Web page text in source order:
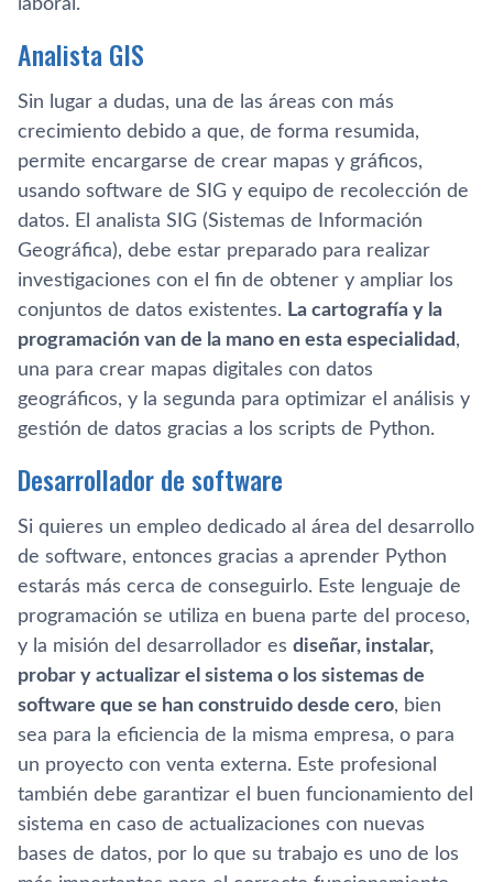
laboral.
Analista GIS
Sin lugar a dudas, una de las áreas con más
crecimiento debido a que, de forma resumida,
permite encargarse de crear mapas y gráficos,
usando software de SIG y equipo de recolección de
datos. El analista SIG (Sistemas de Información
Geográfica), debe estar preparado para realizar
investigaciones con el fin de obtener y ampliar los
conjuntos de datos existentes. La cartografía y la
programación van de la mano en esta especialidad,
una para crear mapas digitales con datos
geográficos, y la segunda para optimizar el análisis y
gestión de datos gracias a los scripts de Python.
Desarrollador de software
Si quieres un empleo dedicado al área del desarrollo
de software, entonces gracias a aprender Python
estarás más cerca de conseguirlo. Este lenguaje de
programación se utiliza en buena parte del proceso,
y la misión del desarrollador es diseñar, instalar,
probar y actualizar el sistema o los sistemas de
software que se han construido desde cero, bien
sea para la eficiencia de la misma empresa, o para
un proyecto con venta externa. Este profesional
también debe garantizar el buen funcionamiento del
sistema en caso de actualizaciones con nuevas
bases de datos, por lo que su trabajo es uno de los